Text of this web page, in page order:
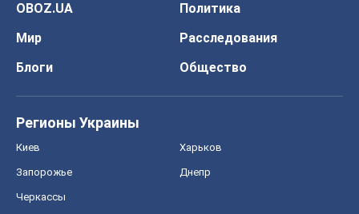
OBOZ.UA
Политика
Мир
Расследования
Блоги
Общество
Регионы Украины
Киев Харьков
Запорожье Днепр
Черкассы